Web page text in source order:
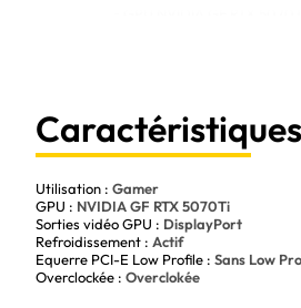
Utilisation : Gamer
GPU : NVIDIA GF RTX 5070Ti
Sorties vidéo GPU : DisplayPort
Refroidissement : Actif
Equerre PCI-E Low Profile : Sans Low
Overclockée : Overclokée